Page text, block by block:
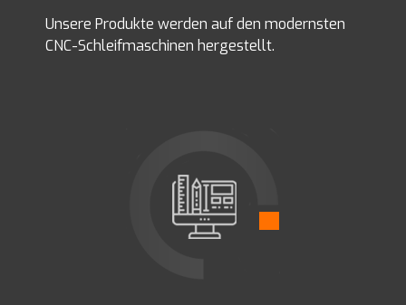
Unsere Produkte werden auf den modernsten
CNC-Schleifmaschinen hergestellt.